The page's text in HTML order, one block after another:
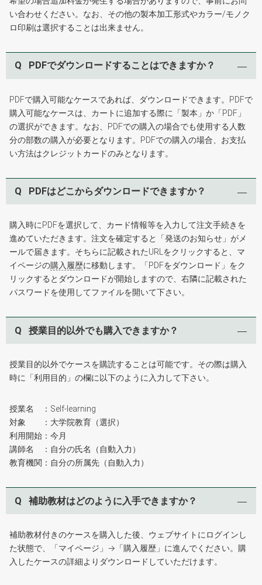
い合わせください。なお、その他の製本加工形式やカラー/モノク
ロ印刷は選択することは出来ません。
Q PDFでダウンロードすることはできますか？
PDFで購入可能なケースであれば、ダウンロードできます。PDFで
購入可能なケースは、カートに追加する際に「製本」か「PDF」
の選択ができます。なお、PDFでの購入の場合でも使用する人数
分の部数の購入が必要となります。PDFでの購入の場合、お支払
い方法はクレジットカードのみとなります。
Q PDFはどこからダウンロードできますか？
購入時にPDFを選択して、カード情報等を入力して注文手続きを
進めていただきます。注文を確定すると「発送のお知らせ」がメ
ールで届きます。そちらに記載されたURLをクリックすると、マ
イページの購入履歴に移動します。「PDFをダウンロード」をク
リックするとダウンロードが開始しますので、右隣に記載された
パスワードを使用してファイルを開いて下さい。
Q 授業目的以外でも購入できますか？
授業目的以外でケースを購読することは可能です。その際は購入
時に「利用目的」の欄に以下のように入力して下さい。
授業名 ：Self-learning
対象 ：大学院教育（選択）
利用開始：今月
講師名 ：自分の氏名（自動入力）
教育機関：自分の所属先（自動入力）
Q 補助教材はどのように入手できますか？
補助教材付きのケースを購入した後、ウェブサイトにログインし
た状態で、「マイページ」→「購入履歴」に進んでください。購
入したケースの詳細よりダウンロードしていただけます。